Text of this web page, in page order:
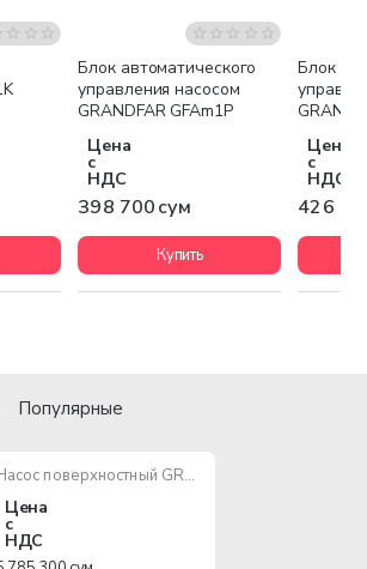
Блок автоматического
управления насосом
GRANDFAR GFAm1P
Цена
с
НДС
398 700 сум
Купить
Блок
Цена
с
НДС
426
Популярные
Насос поверхностный GRANDFAR CB-CHI12-20 1850W
Цена
с
НДС